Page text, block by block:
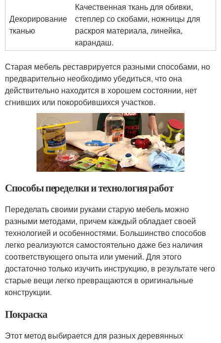
Декорирование
тканью
Качественная ткань для обивки,
степлер со скобами, ножницы для
раскроя материала, линейка,
карандаш.
Старая мебель реставрируется разными способами, но
предварительно необходимо убедиться, что она
действительно находится в хорошем состоянии, нет
сгнивших или покоробившихся участков.
Способы переделки и технология работ
Переделать своими руками старую мебель можно
разными методами, причем каждый обладает своей
технологией и особенностями. Большинство способов
легко реализуются самостоятельно даже без наличия
соответствующего опыта или умений. Для этого
достаточно только изучить инструкцию, в результате чего
старые вещи легко превращаются в оригинальные
конструкции.
Покраска
Этот метод выбирается для разных деревянных